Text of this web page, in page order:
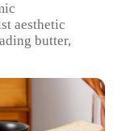
aesthetic
butter,
butter